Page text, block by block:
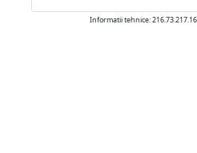
Informatii tehnice: